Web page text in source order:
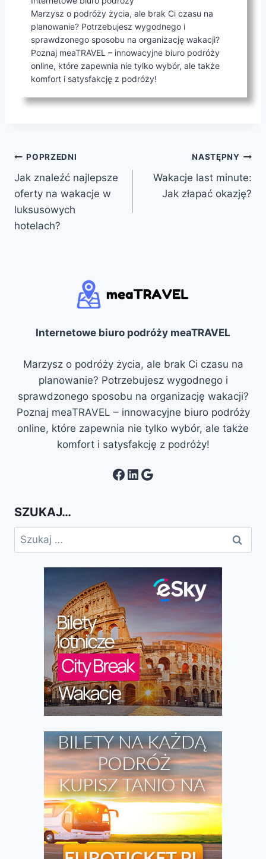
Marzysz o podróży życia, ale brak Ci czasu na
planowanie? Potrzebujesz wygodnego i
sprawdzonego sposobu na organizację wakacji?
Poznaj meaTRAVEL – innowacyjne biuro podróży
online, które zapewnia nie tylko wybór, ale także
komfort i satysfakcję z podróży!
Nawigacja
wpisu
POPRZEDNI
Jak znaleźć najlepsze
oferty na wakacje w
luksusowych
hotelach?
NASTĘPNY
Wakacje last minute:
Jak złapać okazję?
Internetowe biuro podróży meaTRAVEL
Marzysz o podróży życia, ale brak Ci czasu na
planowanie? Potrzebujesz wygodnego i
sprawdzonego sposobu na organizację wakacji?
Poznaj meaTRAVEL – innowacyjne biuro podróży
online, które zapewnia nie tylko wybór, ale także
komfort i satysfakcję z podróży!
Facebook
LinkedIn
Google
SZUKAJ…
Szukaj: